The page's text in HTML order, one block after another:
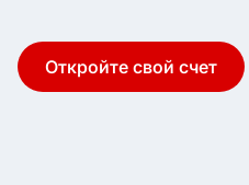
Откройте свой счет